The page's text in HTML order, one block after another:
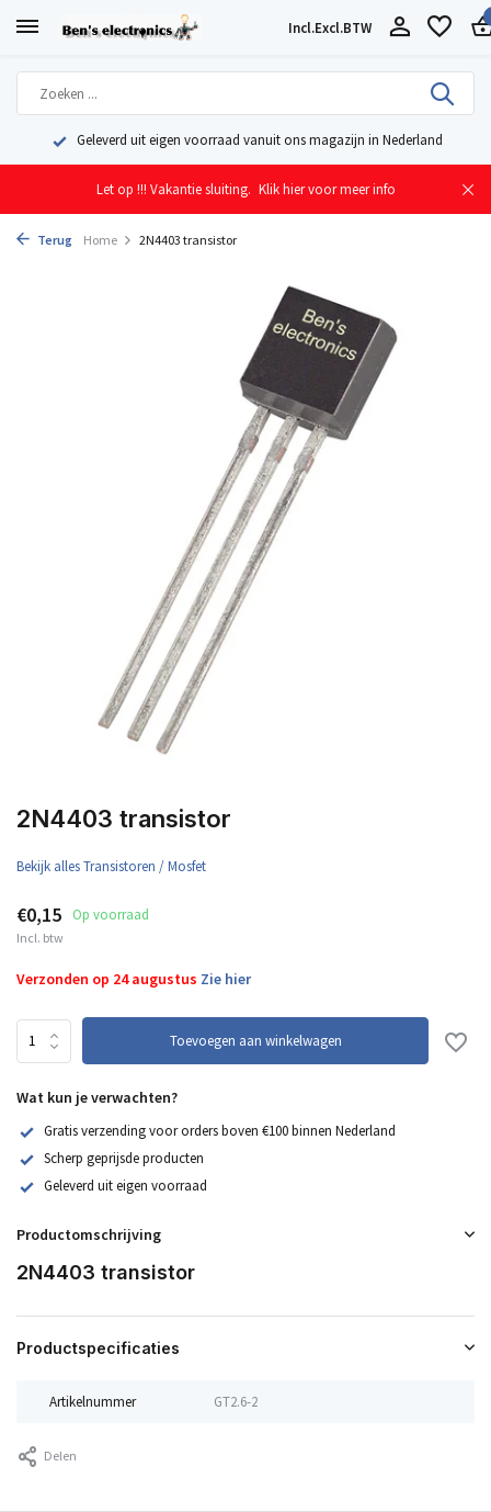
Incl.Excl.BTW
Geleverd uit eigen voorraad vanuit ons magazijn in Nederland
Let op !!! Vakantie sluiting. Klik hier voor meer info
Terug Home 2N4403 transistor
2N4403 transistor
Bekijk alles Transistoren / Mosfet
€0,15 Op voorraad
Incl. btw
Verzonden op 24 augustus Zie hier
Toevoegen aan winkelwagen
Wat kun je verwachten?
Gratis verzending voor orders boven €100 binnen Nederland
Scherp geprijsde producten
Geleverd uit eigen voorraad
Productomschrijving
2N4403 transistor
Productspecificaties
Artikelnummer GT2.6-2
Delen